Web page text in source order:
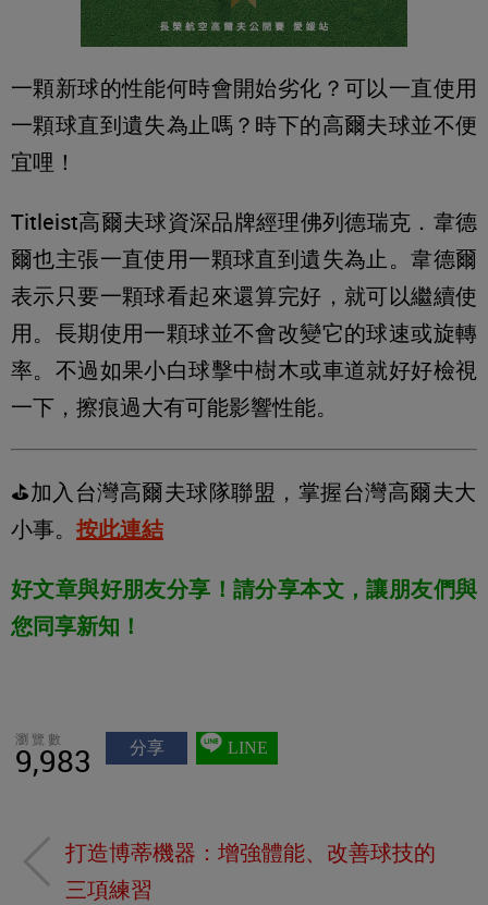
一顆新球的性能何時會開始劣化？可以一直使用
一顆球直到遺失為止嗎？時下的高爾夫球並不便
宜哩！
Titleist高爾夫球資深品牌經理佛列德瑞克．韋德
爾也主張一直使用一顆球直到遺失為止。韋德爾
表示只要一顆球看起來還算完好，就可以繼續使
用。長期使用一顆球並不會改變它的球速或旋轉
率。不過如果小白球擊中樹木或車道就好好檢視
一下，擦痕過大有可能影響性能。
⛳️加入台灣高爾夫球隊聯盟，掌握台灣高爾夫大
小事。 按此連結
好文章與好朋友分享！請分享本文，讓朋友們與
您同享新知！
瀏覽數
9,983 分享 LINE
打造博蒂機器：增強體能、改善球技的
三項練習